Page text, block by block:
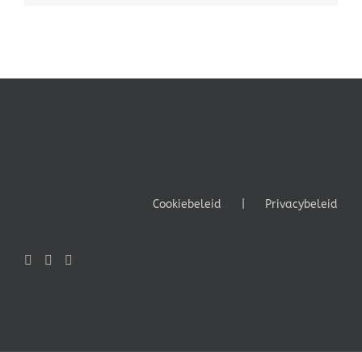
Cookiebeleid Privacybeleid